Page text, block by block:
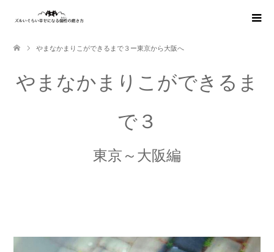
やまなかまりこができるまで３ー東京から大阪へ
やまなかまりこができるま
で３
東京～大阪編